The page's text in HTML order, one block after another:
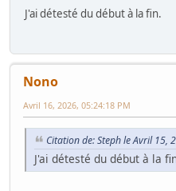
J'ai détesté du début à la fin.
Nono
Avril 16, 2026, 05:24:18 PM
Citation de: Steph le Avril 15,
J'ai détesté du début à la